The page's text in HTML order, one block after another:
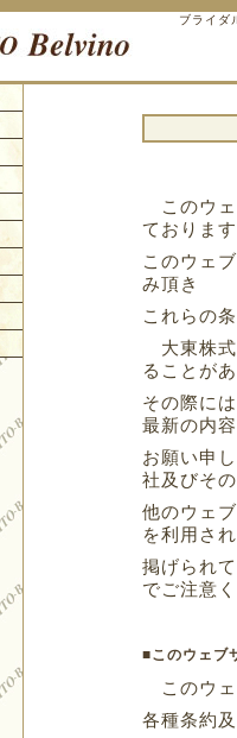
ブライダ
このウェ
ておりま
このウェ
み頂き
これらの
大東株式
ることが
その際に
最新の内
お願い申
社及びそ
他のウェ
を利用さ
掲げられ
でご注意
■このウェブ
このウェ
各種条約